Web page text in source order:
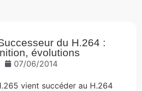
du H.264 :
évolutions
07/06/2014
vient succéder au H.264